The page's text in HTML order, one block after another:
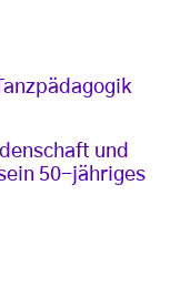
und
50-jähriges